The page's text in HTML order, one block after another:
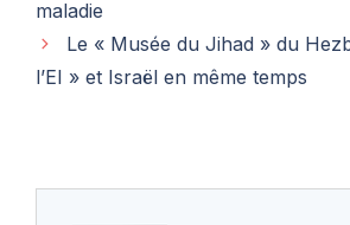
maladie
Le « Musée du Jihad » du
l’EI » et Israël en même temps